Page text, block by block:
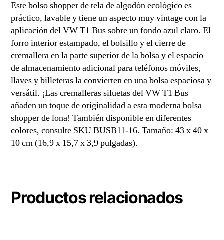
Este bolso shopper de tela de algodón ecológico es
práctico, lavable y tiene un aspecto muy vintage con la
aplicación del VW T1 Bus sobre un fondo azul claro. El
forro interior estampado, el bolsillo y el cierre de
cremallera en la parte superior de la bolsa y el espacio
de almacenamiento adicional para teléfonos móviles,
llaves y billeteras la convierten en una bolsa espaciosa y
versátil. ¡Las cremalleras siluetas del VW T1 Bus
añaden un toque de originalidad a esta moderna bolsa
shopper de lona! También disponible en diferentes
colores, consulte SKU BUSB11-16. Tamaño: 43 x 40 x
10 cm (16,9 x 15,7 x 3,9 pulgadas).
Productos relacionados